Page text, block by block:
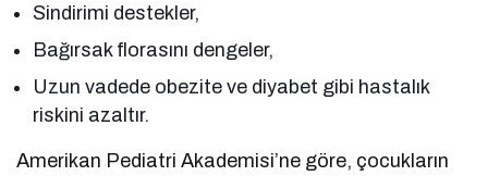
Sindirimi destekler,
Bağırsak florasını dengeler,
Uzun vadede obezite ve diyabet gibi hastalık
riskini azaltır.
Amerikan Pediatri Akademisi’ne göre, çocukların